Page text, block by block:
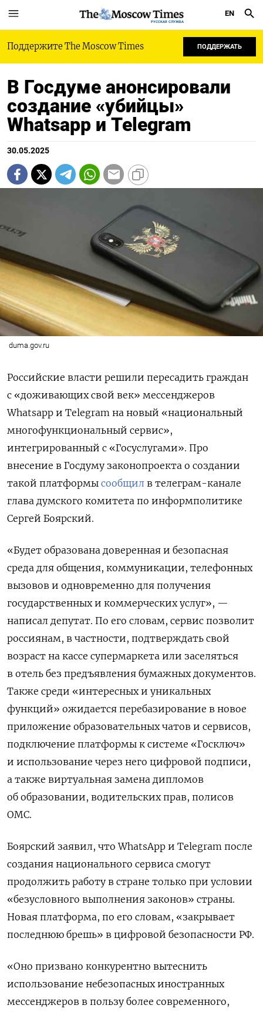
РУССКАЯ СЛУЖБА
EN
Поддержите The Moscow Times ПОДДЕРЖАТЬ
В Госдуме анонсировали
создание «убийцы»
Whatsapp и Telegram
30.05.2025
duma.gov.ru
Российские власти решили пересадить граждан
с «доживающих свой век» мессенджеров
Whatsapp и Telegram на новый «национальный
многофункциональный сервис»,
интегрированный с «Госуслугами». Про
внесение в Госдуму законопроекта о создании
такой платформы сообщил в телеграм-канале
глава думского комитета по информполитике
Сергей Боярский.
«Будет образована доверенная и безопасная
среда для общения, коммуникации, телефонных
вызовов и одновременно для получения
государственных и коммерческих услуг», —
написал депутат. По его словам, сервис позволит
россиянам, в частности, подтверждать свой
возраст на кассе супермаркета или заселяться
в отель без предъявления бумажных документов.
Также среди «интересных и уникальных
функций» ожидается перебазирование в новое
приложение образовательных чатов и сервисов,
подключение платформы к системе «Госключ»
и использование через него цифровой подписи,
а также виртуальная замена дипломов
об образовании, водительских прав, полисов
ОМС.
Боярский заявил, что WhatsApp и Telegram после
создания национального сервиса смогут
продолжить работу в стране только при условии
«безусловного выполнения законов» страны.
Новая платформа, по его словам, «закрывает
последнюю брешь» в цифровой безопасности РФ.
«Оно призвано конкурентно вытеснить
использование небезопасных иностранных
мессенджеров в пользу более современного,